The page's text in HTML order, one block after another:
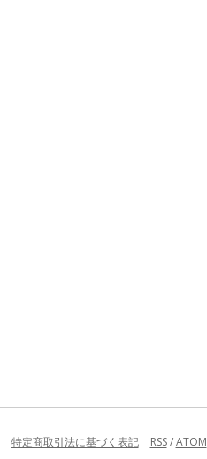
特定商取引法に基づく表記 RSS/ATOM